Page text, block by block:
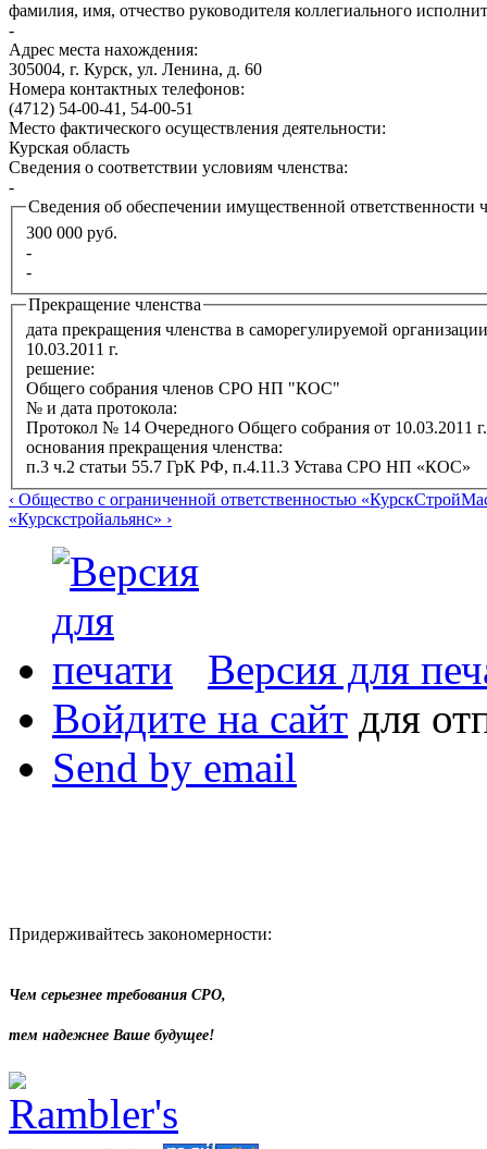
фамилия, имя, отчество руководителя коллегиального
-
Адрес места нахождения:
305004, г. Курск, ул. Ленина, д. 60
Номера контактных телефонов:
(4712) 54-00-41, 54-00-51
Место фактического осуществления деятельности:
Курская область
Сведения о соответствии условиям членства:
-
Сведения об обеспечении имущественной
300 000 руб.
-
-
Прекращение членства
дата прекращения членства в саморегулируемой
10.03.2011 г.
решение:
Общего собрания членов СРО НП "КОС"
№ и дата протокола:
Протокол № 14 Очередного Общего собрания от 10.03.2011 г.
основания прекращения членства:
п.3 ч.2 статьи 55.7 ГрК РФ, п.4.11.3 Устава СРО НП «КОС»
‹ Общество с ограниченной ответственностью
«Курскстройальянс» ›
Версия для
Войдите на сайт для
Send by email
Придерживайтесь закономерности:
Чем серьезнее требования СРО,
тем надежнее Ваше будущее!